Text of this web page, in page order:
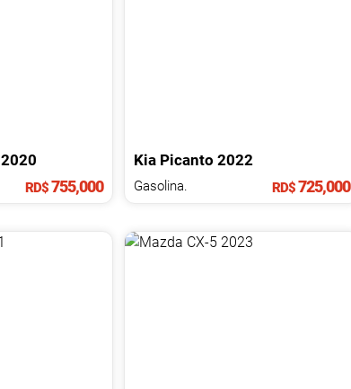
2020
RD$755,000
Kia Picanto 2022
Gasolina. RD$725,000